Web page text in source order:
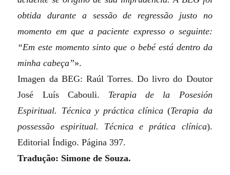
obtida durante a sessão de regressão justo no
momento em que a paciente expresso o seguinte:
“Em este momento sinto que o bebé está dentro da
minha cabeça”».
Imagen da BEG: Raúl Torres. Do livro do Doutor
José Luís Cabouli. Terapia de la Posesión
Espiritual. Técnica y práctica clínica (Terapia da
possessão espiritual. Técnica e prática clínica).
Editorial Índigo. Página 397.
Tradução: Simone de Souza.